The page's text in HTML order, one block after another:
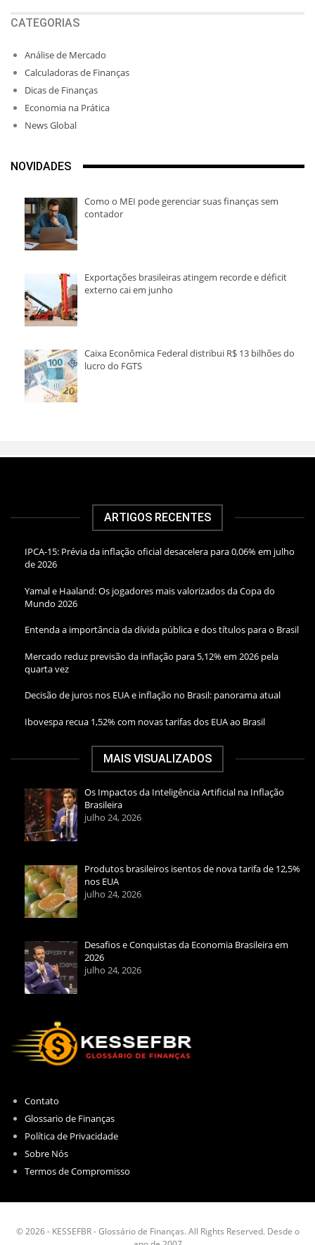
CATEGORIAS
Análise de Mercado
Calculadoras de Finanças
Dicas de Finanças
Economia na Prática
News Global
NOVIDADES
Como o MEI pode gerenciar suas finanças sem
contador
Exportações brasileiras atingem recorde e déficit
externo cai em junho
Caixa Econômica Federal distribui R$ 13 bilhões do
lucro do FGTS
ARTIGOS RECENTES
IPCA-15: Prévia da inflação oficial desacelera para 0,06% em julho
de 2026
Yamal e Haaland: Os jogadores mais valorizados da Copa do
Mundo 2026
Entenda a importância da dívida pública e dos títulos para o Brasil
Mercado reduz previsão da inflação para 5,12% em 2026 pela
quarta vez
Decisão de juros nos EUA e inflação no Brasil: panorama atual
Ibovespa recua 1,52% com novas tarifas dos EUA ao Brasil
MAIS VISUALIZADOS
Os Impactos da Inteligência Artificial na Inflação
Brasileira
julho 24, 2026
Produtos brasileiros isentos de nova tarifa de 12,5%
nos EUA
julho 24, 2026
Desafios e Conquistas da Economia Brasileira em
2026
julho 24, 2026
Contato
Glossario de Finanças
Política de Privacidade
Sobre Nós
Termos de Compromisso
© 2026 - KESSEFBR - Glossário de Finanças. All Rights Reserved. Desde o